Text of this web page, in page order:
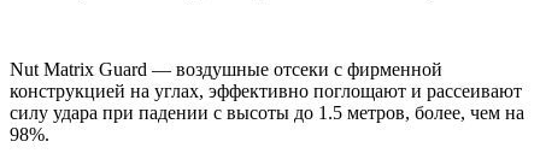
Nut Matrix Guard — воздушные отсеки с фирменной
конструкцией на углах, эффективно поглощают и рассеивают
силу удара при падении с высоты до 1.5 метров, более, чем на
98%.